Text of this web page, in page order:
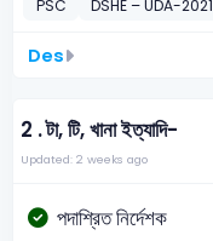
PSC DSHE – UDA-2021
Des
2 .টা, টি, খানা ইত্যাদি-
Updated: 2 weeks ago
পদাশ্রিত নির্দেশক